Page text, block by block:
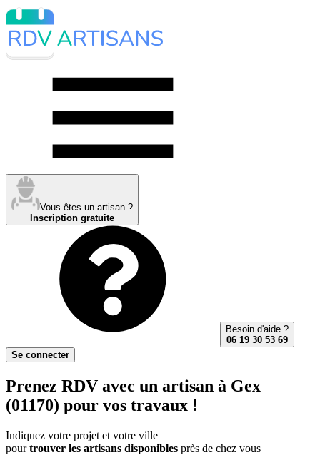
Vous êtes un artisan ?
Inscription gratuite
Besoin d'aide ?
06 19 30 53 69
Se connecter
Prenez RDV avec un artisan à Gex
(01170) pour vos travaux !
Indiquez votre projet et votre ville
pourtrouver les artisans disponibles près de chez vous